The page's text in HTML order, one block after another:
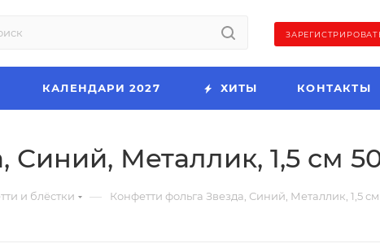
КАЛЕНДАРИ 2027 ХИТЫ КОНТАКТЫ
Синий, Металлик, 1,5 см
и блёстки — Конфетти фольга Звезда, Синий, Металлик, 1,5 см